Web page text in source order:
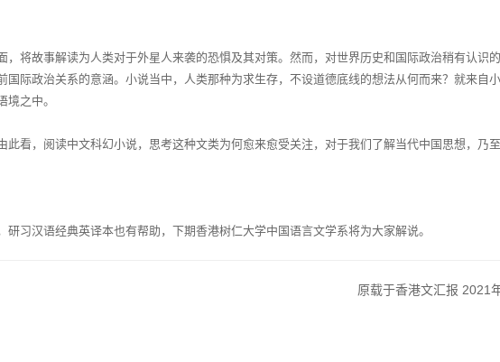
，将故事解读为人类对于外星人来袭的恐惧及其对策。然而，对世界历史和国际政治稍有认识
国际政治关系的意涵。小说当中，人类那种为求生存，不设道德底线的想法从何而来？就来自
之中。
此看，阅读中文科幻小说，思考这种文类为何愈来愈受关注，对于我们了解当代中国思想，乃
习汉语经典英译本也有帮助，下期香港树仁大学中国语言文学系将为大家解说。
原载于香港文汇报 2021